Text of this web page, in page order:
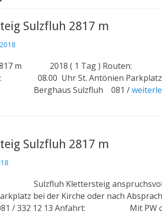
Sulzfluh 2817 m
m 2018 ( 1 Tag ) Routen:
08.00 Uhr St. Antönien Parkplatz
Sulzfluh 081 /
Sulzfluh 2817 m
Klettersteig
bei der Kirche oder nach
/ 332 12 13 Anfahrt: Mit PW